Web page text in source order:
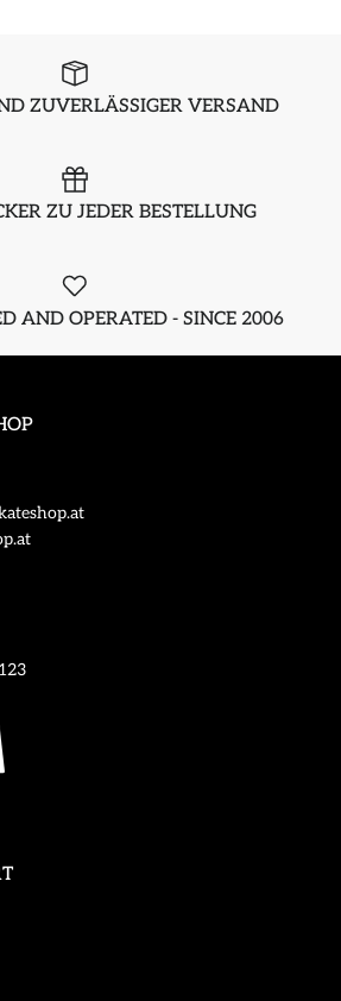
ZUVERLÄSSIGER VERSAND
ZU JEDER BESTELLUNG
AND OPERATED - SINCE 2006